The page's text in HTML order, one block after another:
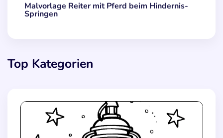
Malvorlage Reiter mit Pferd beim Hindernis-
Springen
Top Kategorien